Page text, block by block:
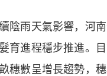
雨天氣影響，河南
育進程穩步推進。
穗數呈增長趨勢，